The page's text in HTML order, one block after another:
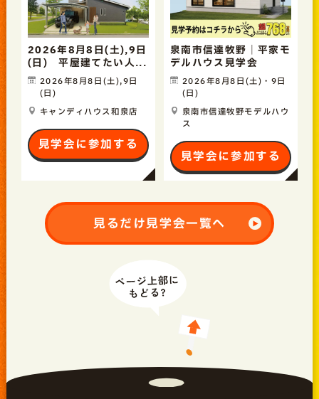
2026年8月8日(土),9日
(日) 平屋建てたい人...
2026年8月8日(土),9日
(日)
キャンディハウス和泉店
見学会に参加する
泉南市信達牧野｜平家モ
デルハウス見学会
2026年8月8日(土)・9日
(日)
泉南市信達牧野モデルハウ
ス
見学会に参加する
見るだけ見学会一覧へ